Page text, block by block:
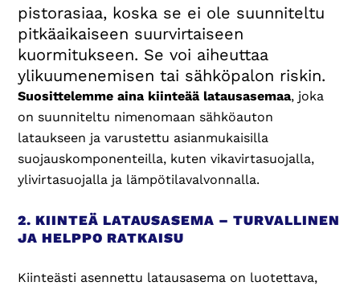
pistorasiaa, koska se ei ole suunniteltu
pitkäaikaiseen suurvirtaiseen
kuormitukseen. Se voi aiheuttaa
ylikuumenemisen tai sähköpalon riskin.
Suosittelemme aina kiinteää latausasemaa, joka
on suunniteltu nimenomaan sähköauton
lataukseen ja varustettu asianmukaisilla
suojauskomponenteilla, kuten vikavirtasuojalla,
ylivirtasuojalla ja lämpötilavalvonnalla.
2. KIINTEÄ LATAUSASEMA – TURVALLINEN
JA HELPPO RATKAISU
Kiinteästi asennettu latausasema on luotettava,